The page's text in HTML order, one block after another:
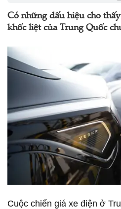
Có những dấu hiệu cho
khốc liệt của Trung Quốc
Cuộc chiến giá xe điện ở